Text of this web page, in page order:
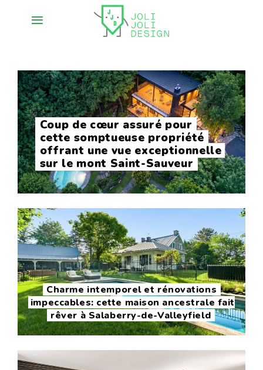
Coup de cœur assuré pour
cette somptueuse propriété
offrant une vue exceptionnelle
sur le mont Saint-Sauveur
Charme intemporel et rénovations
impeccables: cette maison ancestrale fait
rêver à Salaberry-de-Valleyfield